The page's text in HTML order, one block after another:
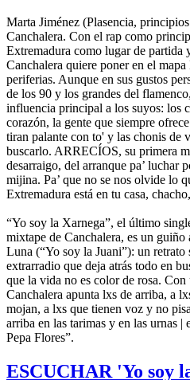
Marta Jiménez (Plasencia,
Canchalera. Con el rap como
Extremadura como lugar de partida
Canchalera quiere poner en el
periferias. Aunque en sus gustos
de los 90 y los grandes del
influencia principal a los suyos: los
corazón, la gente que siempre
tiran palante con to' y las chonis de
buscarlo. ARRECÍOS, su primera
desarraigo, del arranque pa’ luchar
mijina. Pa’ que no se nos olvide lo
Extremadura está en tu casa,
“Yo soy la Xarnega”, el último
mixtape de Canchalera, es un
Luna (“Yo soy la Juani”): un retrato
extrarradio que deja atrás todo en
que la vida no es color de rosa.
Canchalera apunta lxs de arriba, a
mojan, a lxs que tienen voz y no
arriba en las tarimas y en las urnas |
Pepa Flores”.
ESCUCHAR 'Yo soy